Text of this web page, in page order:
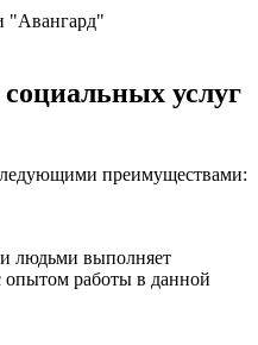
"Авангард"
услуг
преимуществами:
людьми выполняет
работы в данной